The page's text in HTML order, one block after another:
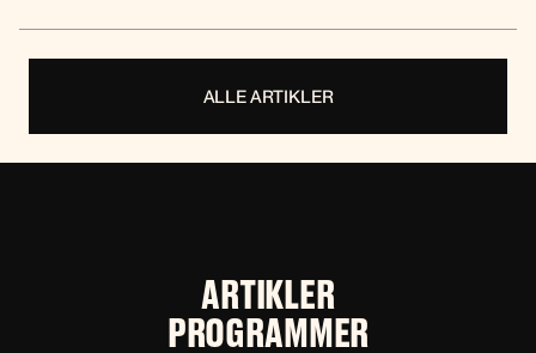
ALLE ARTIKLER
ARTIKLER
PROGRAMMER